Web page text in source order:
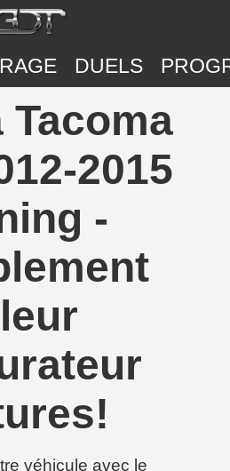
DUELS
Tacoma
2015
-
véhicule avec le